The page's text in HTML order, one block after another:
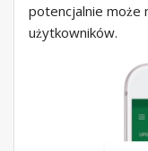
potencjalnie może
użytkowników.